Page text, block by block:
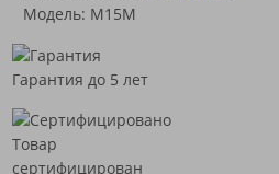
Модель: M15M
Гарантия до 5 лет
Товар
сертифицирован